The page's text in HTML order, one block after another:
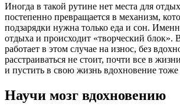
Иногда в такой рутине нет места для
постепенно превращается в механизм,
подзарядки нужна только еда и сон.
отдыха и происходит «творческий блок».
работает в этом случае на износ, без
расстраиваться не стоит, почти все в
и пустить в свою жизнь вдохновение тоже
Научи мозг вдохновению